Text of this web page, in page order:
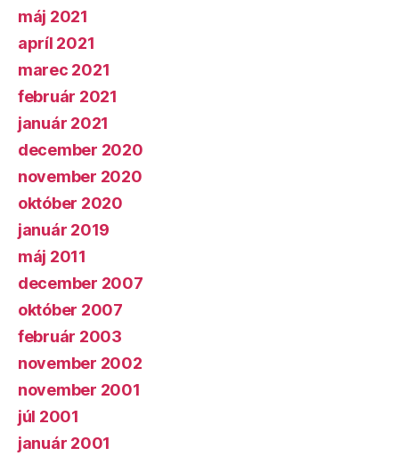
máj 2021
apríl 2021
marec 2021
február 2021
január 2021
december 2020
november 2020
október 2020
január 2019
máj 2011
december 2007
október 2007
február 2003
november 2002
november 2001
júl 2001
január 2001